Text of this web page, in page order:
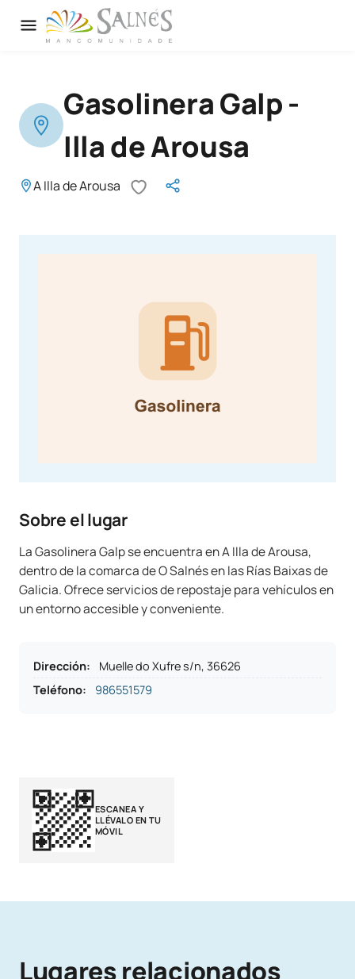
Gasolinera Galp -
Illa de Arousa
A Illa de Arousa
Sobre el lugar
La Gasolinera Galp se encuentra en A Illa de Arousa,
dentro de la comarca de O Salnés en las Rías Baixas de
Galicia. Ofrece servicios de repostaje para vehículos en
un entorno accesible y conveniente.
Dirección:
Muelle do Xufre s/n, 36626
Teléfono: 986551579
ESCANEA Y
LLÉVALO EN TU
MÓVIL
Lugares relacionados